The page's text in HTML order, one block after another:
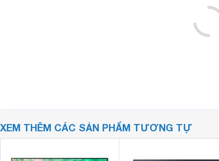
XEM THÊM CÁC SẢN PHẨM TƯƠNG TỰ